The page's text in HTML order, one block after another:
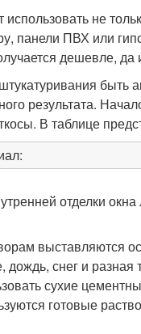
не
панели ПВХ или
дешевле,
быть
результата.
В таблице
отделки
выставляются
дождь, снег и
сухие
готовые